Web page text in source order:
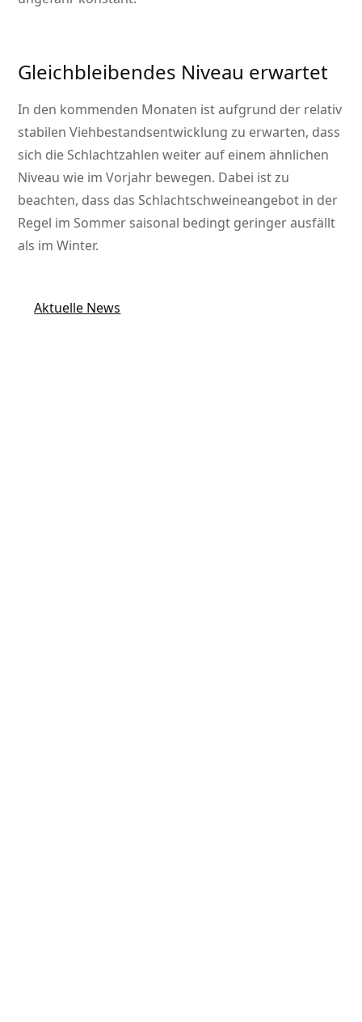
Gleichbleibendes Niveau erwartet
In den kommenden Monaten ist aufgrund der relativ
stabilen Viehbestandsentwicklung zu erwarten, dass
sich die Schlachtzahlen weiter auf einem ähnlichen
Niveau wie im Vorjahr bewegen. Dabei ist zu
beachten, dass das Schlachtschweineangebot in der
Regel im Sommer saisonal bedingt geringer ausfällt
als im Winter.
Aktuelle News